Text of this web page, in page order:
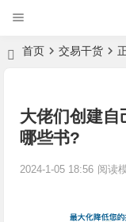
首页 交易干货
大佬们创建自
哪些书?
2024-1-05 18:56 阅读